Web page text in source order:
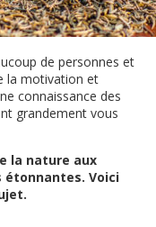
de personnes et
la motivation et
connaissance des
grandement vous
la nature aux
Voici